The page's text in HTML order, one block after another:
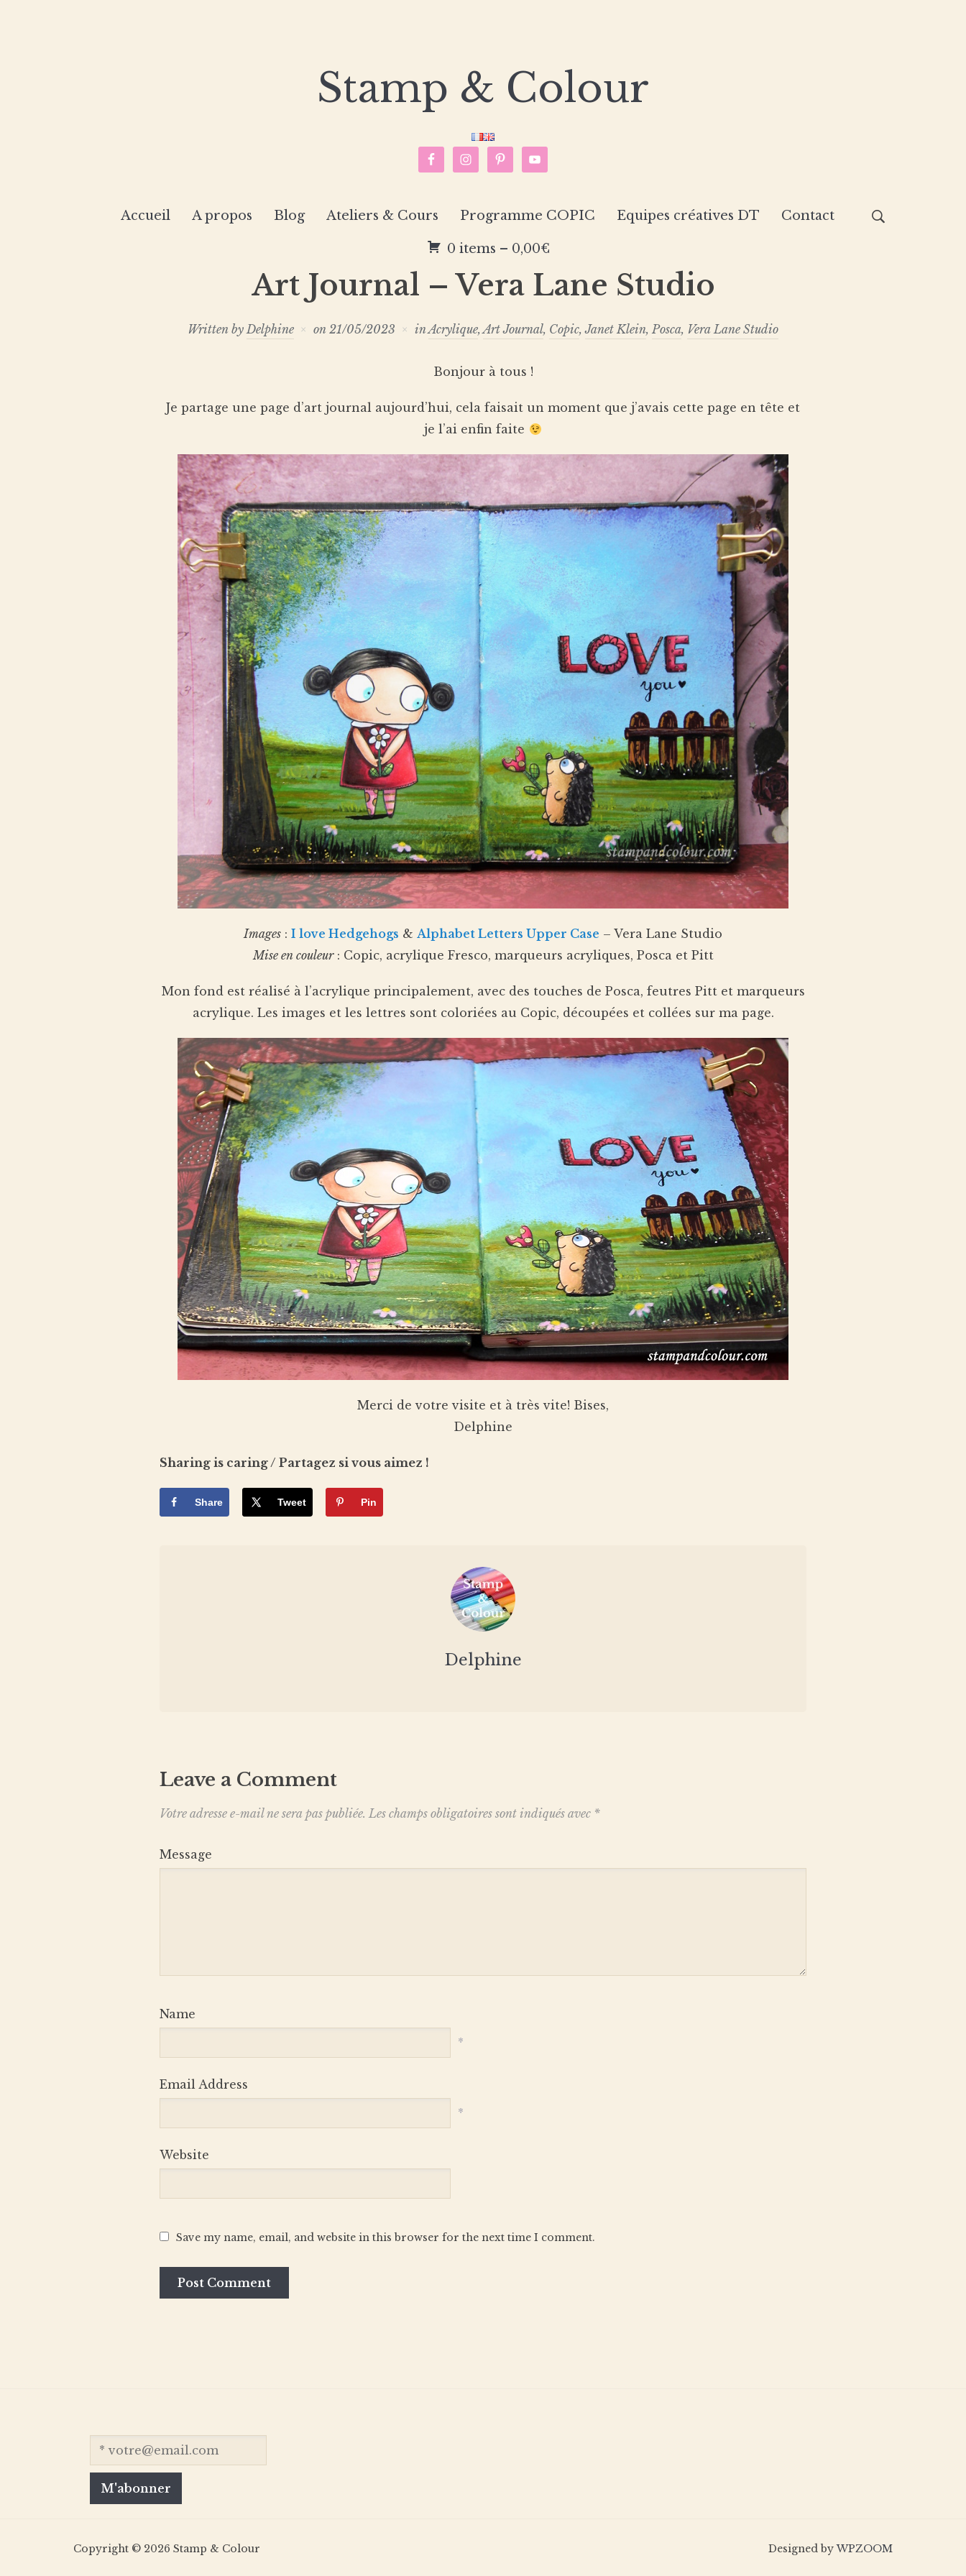
Stamp & Colour
Accueil A propos Blog Ateliers & Cours Programme COPIC Equipes créatives DT Contact
0 items – 0,00€
Art Journal – Vera Lane Studio
Written byDelphine on 21/05/2023 inAcrylique,Art Journal, Copic,Janet Klein, Posca, Vera Lane Studio
Bonjour à tous !
Je partage une page d’art journal aujourd’hui, cela faisait un moment que j’avais cette page en tête et
je l’ai enfin faite
Images : I love Hedgehogs & Alphabet Letters Upper Case – Vera Lane Studio
Mise en couleur: Copic, acrylique Fresco, marqueurs acryliques, Posca et Pitt
Mon fond est réalisé à l’acrylique principalement, avec des touches de Posca, feutres Pitt et marqueurs
acrylique. Les images et les lettres sont coloriées au Copic, découpées et collées sur ma page.
Merci de votre visite et à très vite! Bises,
Delphine
Sharing is caring / Partagez si vous aimez !
Share Tweet Pin
Delphine
Leave a Comment
Votre adresse e-mail ne sera pas publiée. Les champs obligatoires sont indiqués avec *
Message
Name
*
Email Address
*
Website
Save my name, email, and website in this browser for the next time I comment.
Copyright © 2026 Stamp & Colour Designed byWPZOOM